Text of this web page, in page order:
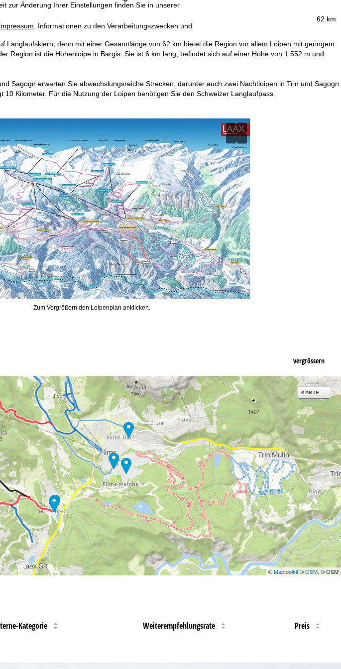
zur Änderung Ihrer Einstellungen finden Sie in unserer
. Informationen zu den Verarbeitungszwecken und
Beratung
62 km
Langlaufskiern, denn mit einer Gesamtlänge von 62 km bietet die Region vor allem Loipen mit geringem
Region ist die Höhenloipe in Bargis. Sie ist 6 km lang, befindet sich auf einer Höhe von 1.552 m und
Sagogn erwarten Sie abwechslungsreiche Strecken, darunter auch zwei Nachtloipen in Trin und Sagogn
Kilometer. Für die Nutzung der Loipen benötigen Sie den Schweizer Langlaufpass.
Zum Vergrößern den Loipenplan anklicken.
vergrössern
KARTE
©Maptoolkit©OSM, © OSM
Kategorie Weiterempfehlungsrate Preis